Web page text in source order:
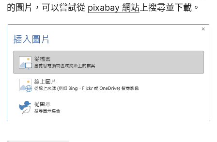
的圖片，可以嘗試從 pixabay 網站上搜尋並下載。